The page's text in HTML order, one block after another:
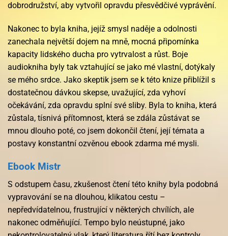
dobrodružství, aby vytvořil opravdu přesvědčivé vyprávění.
Nakonec to byla kniha, jejíž smysl naděje a odolnosti
zanechala největší dojem na mně, mocná připomínka
kapacity lidského ducha pro vytrvalost a růst. Boje
audiokniha byly tak vztahující se jako mé vlastní, dotýkaly
se mého srdce. Jako skeptik jsem se k této knize přiblížil s
dostatečnou dávkou skepse, uvažující, zda vyhoví
očekávání, zda opravdu splní své sliby. Byla to kniha, která
zůstala, tísnivá přítomnost, která se zdála zůstávat se
mnou dlouho poté, co jsem dokončil čtení, její témata a
postavy konstantní ozvěnou ebook zdarma mé mysli.
Ebook Mistr
S odstupem času, zkušenost čtení této knihy byla podobná
vypravování se na dlouhou, klikatou cestu –
nepředvídatelnou, frustrující v některých chvílích, ale
nakonec odměňující. Tempo bylo neústupné, jako